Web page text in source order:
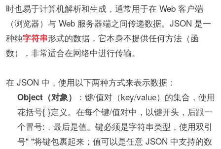
时也易于计算机解析和生成，通常用于在 Web 客户端
（浏览器）与 Web 服务器端之间传递数据。JSON 是一
种纯字符串形式的数据，它本身不提供任何方法（函
数），非常适合在网络中进行传输。
在 JSON 中，使用以下两种方式来表示数据：
Object（对象）
：键/值对（key/value）的集合，使用
花括号{ }定义。在每个键/值对中，以键开头，后跟一
个冒号: ，最后是值。键必须是字符串类型，使用双引
号" "将键包裹起来；值可以是任意 JSON 中支持的数